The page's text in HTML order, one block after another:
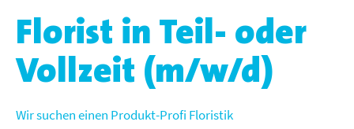
Florist in Teil- oder
Vollzeit (m/w/d)
Wir suchen einen Produkt-Profi Floristik